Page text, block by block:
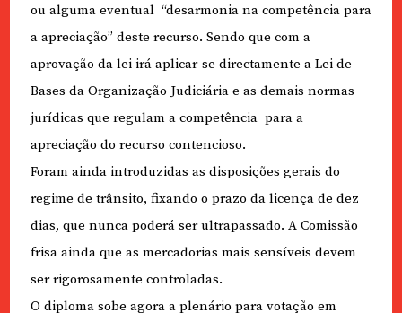
ou alguma eventual “desarmonia na competência para
a apreciação” deste recurso. Sendo que com a
aprovação da lei irá aplicar-se directamente a Lei de
Bases da Organização Judiciária e as demais normas
jurídicas que regulam a competência para a
apreciação do recurso contencioso.
Foram ainda introduzidas as disposições gerais do
regime de trânsito, fixando o prazo da licença de dez
dias, que nunca poderá ser ultrapassado. A Comissão
frisa ainda que as mercadorias mais sensíveis devem
ser rigorosamente controladas.
O diploma sobe agora a plenário para votação em